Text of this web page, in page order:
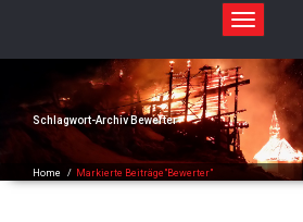
Toggle
navigation
Schlagwort-ArchivBewerter
Home / Markierte Beiträge"Bewerter"